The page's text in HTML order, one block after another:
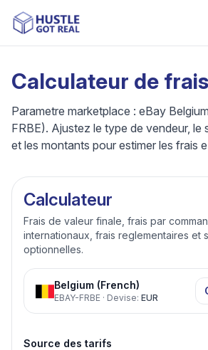
Calculateur de
Parametre marketplace : eBay
FRBE). Ajustez le type de vendeur, le
et les montants pour estimer les frais
Calculateur
Frais de valeur finale, frais par
internationaux, frais reglementaires et
optionnelles.
Belgium (French)
EBAY-FRBE· Devise: EUR
Source des tarifs